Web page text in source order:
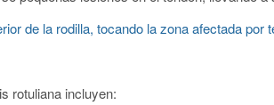
rotuliana incluyen: